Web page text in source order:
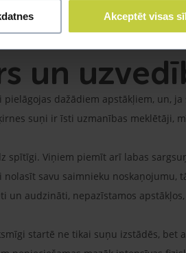
Akceptēt visas
degunu un trīsstūrveida formas
un
dažādiem apstākļiem, un,
suņi ir īsti uzmanības meklētāji,
spītīgi. Viņiem piemīt arī labas
savu saimnieku noskaņojumu,
un audzināti, nepazīstamos
startē ne tikai suņu izstādēs, bet